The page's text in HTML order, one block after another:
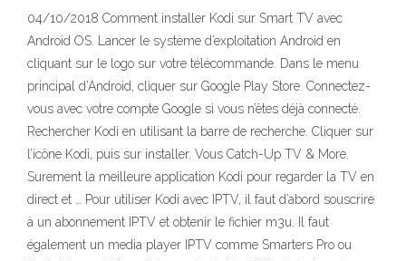
04/10/2018 Comment installer Kodi sur Smart TV avec
Android OS. Lancer le système d’exploitation Android en
cliquant sur le logo sur votre télécommande. Dans le menu
principal d’Android, cliquer sur Google Play Store. Connectez-
vous avec votre compte Google si vous n’êtes déjà connecté.
Rechercher Kodi en utilisant la barre de recherche. Cliquer sur
l’icône Kodi, puis sur installer. Vous Catch-Up TV & More.
Surement la meilleure application Kodi pour regarder la TV en
direct et … Pour utiliser Kodi avec IPTV, il faut d’abord souscrire
à un abonnement IPTV et obtenir le fichier m3u. Il faut
également un media player IPTV comme Smarters Pro ou